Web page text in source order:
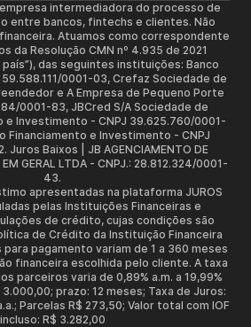
intermediadora do processo de
entre bancos, fintechs e clientes. Não
Atuamos como correspondente
da Resolução CMN nº 4.935 de 2021
das seguintes instituições: Banco
0001-03, Crefaz Sociedade de
e A Empresa de Pequeno Porte
0001-83, JBCred S/A Sociedade de
e Investimento - CNPJ 39.625.760/0001-
Financiamento e Investimento - CNPJ
Juros Baixos | JB AGENCIAMENTO DE
EM GERAL LTDA - CNPJ.: 28.812.324/0001-
43.
apresentadas na plataforma JUROS
pelas Instituições Financeiras e
de crédito, cujas condições são
de Crédito da Instituição Financeira
pagamento variam de 1 a 360 meses
financeira escolhida pelo cliente. A taxa
parceiros varia de 0,89% a.m. a 19,99%
3.000,00; prazo: 12 meses; Taxa de Juros:
Parcelas R$ 273,50; Valor total com IOF
incluso: R$ 3.282,00